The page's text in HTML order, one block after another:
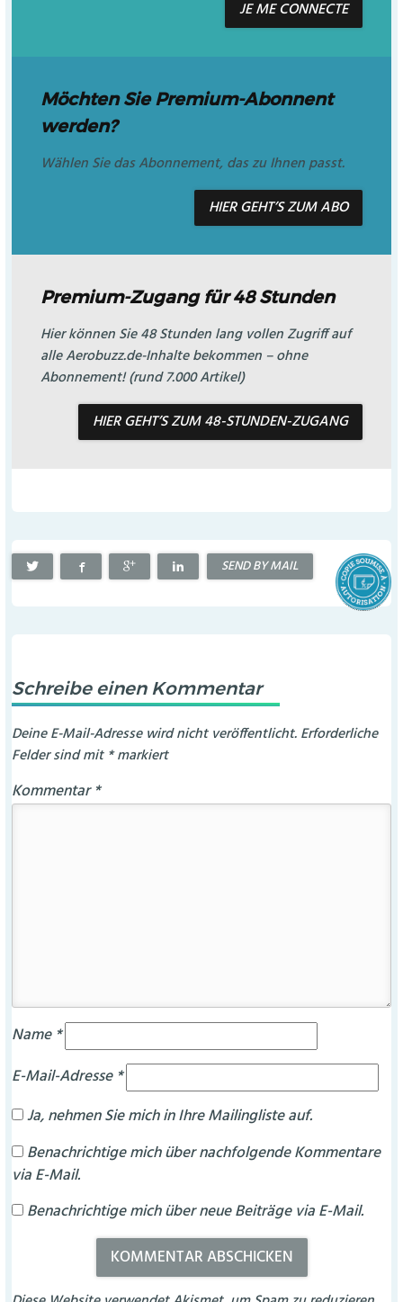
JE ME CONNECTE
Möchten Sie Premium-Abonnent
werden?
Wählen Sie das Abonnement, das zu Ihnen passt.
HIER GEHT’S ZUM ABO
Premium-Zugang für 48 Stunden
Hier können Sie 48 Stunden lang vollen Zugriff auf
alle Aerobuzz.de-Inhalte bekommen – ohne
Abonnement! (rund 7.000 Artikel)
HIER GEHT’S ZUM 48-STUNDEN-ZUGANG
SEND BY MAIL
Schreibe einen Kommentar
Deine E-Mail-Adresse wird nicht veröffentlicht. Erforderliche
Felder sind mit *markiert
Kommentar*
Name *
E-Mail-Adresse *
Ja, nehmen Sie mich in Ihre Mailingliste auf.
Benachrichtige mich über nachfolgende Kommentare
via E-Mail.
Benachrichtige mich über neue Beiträge via E-Mail.